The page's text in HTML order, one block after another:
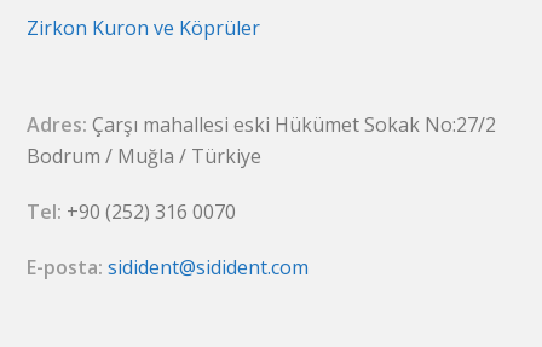
Zirkon Kuron ve Köprüler
Adres: Çarşı mahallesi eski Hükümet Sokak No:27/2
Bodrum / Muğla / Türkiye
Tel: +90 (252) 316 0070
E-posta: sidident@sidident.com